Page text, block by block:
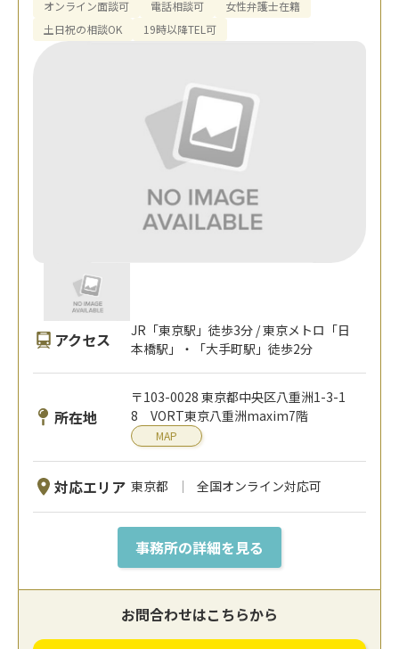
オンライン面談可 電話相談可
女性弁護士在籍
土日祝の相談OK
19時以降TEL可
アクセス
JR「東京駅」徒歩3分 / 東京メトロ「日
本橋駅」・「大手町駅」徒歩2分
所在地
〒103-0028 東京都中央区八重洲1-3-1
8 VORT東京八重洲maxim7階
MAP
対応エリア 東京都 全国オンライン対応可
事務所の詳細を見る
お問合わせはこちらから